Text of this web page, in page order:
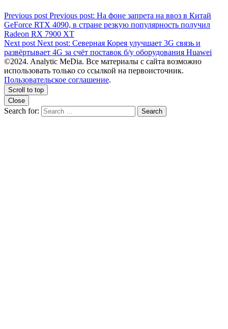
Previous post Previous post: На фоне запрета на ввоз в Китай
GeForce RTX 4090, в стране резкую популярность получил
Radeon RX 7900 XT
Next post Next post: Северная Корея улучшает 3G связь и
развёртывает 4G за счёт поставок б/у оборудования Huawei
©2024. Analytic MeDia. Все материалы с сайта возможно
использовать только со ссылкой на первоисточник.
Пользовательское соглашение.
Scroll to top
Close
Search for: Search